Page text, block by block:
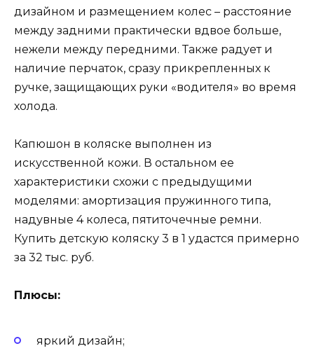
дизайном и размещением колес – расстояние
между задними практически вдвое больше,
нежели между передними. Также радует и
наличие перчаток, сразу прикрепленных к
ручке, защищающих руки «водителя» во время
холода.
Капюшон в коляске выполнен из
искусственной кожи. В остальном ее
характеристики схожи с предыдущими
моделями: амортизация пружинного типа,
надувные 4 колеса, пятиточечные ремни.
Купить детскую коляску 3 в 1 удастся примерно
за 32 тыс. руб.
Плюсы:
яркий дизайн;